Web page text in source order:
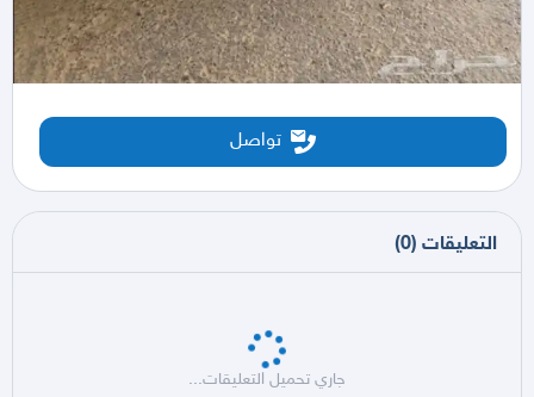
تواصل
التعليقات (
0
)
جاري تحميل التعليقات...